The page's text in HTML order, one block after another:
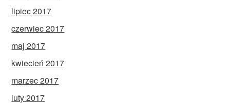
lipiec 2017
czerwiec 2017
maj 2017
kwiecień 2017
marzec 2017
luty 2017